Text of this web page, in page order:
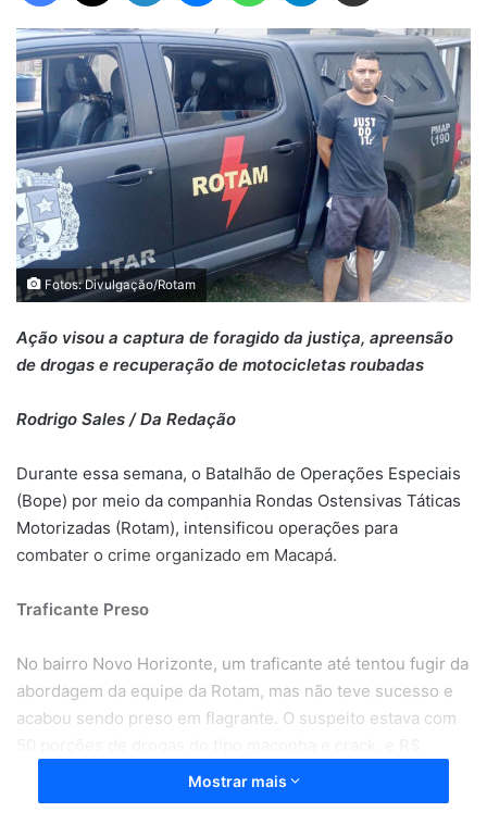
Fotos: Divulgação/Rotam
Ação visou a captura de foragido da justiça, apreensão
de drogas e recuperação de motocicletas roubadas
Rodrigo Sales / Da Redação
Durante essa semana, o Batalhão de Operações Especiais
(Bope) por meio da companhia Rondas Ostensivas Táticas
Motorizadas (Rotam), intensificou operações para
combater o crime organizado em Macapá.
Traficante Preso
No bairro Novo Horizonte, um traficante até tentou fugir da
abordagem da equipe da Rotam, mas não teve sucesso e
acabou sendo preso em flagrante. O suspeito estava com
Mostrar mais